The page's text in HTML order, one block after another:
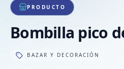
PRODUCTO
Bombilla pico
BAZAR Y DECORACIÓN